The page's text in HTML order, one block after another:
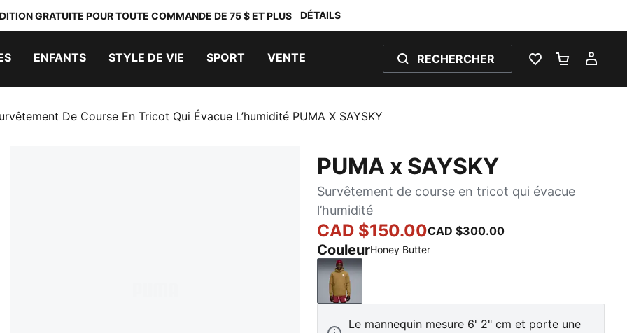
GRATUITE POUR TOUTE COMMANDE DE 75 $ ET PLUS DÉTAILS
ENFANTS STYLE DE VIE SPORT VENTE RECHERCHER
LISTE DEPANIER 0
De Course En Tricot Qui Évacue L’humidité PUMA X SAYSKY
PUMA x SAYSKY
Survêtement de course en tricot qui évacue
l’humidité
CAD $150.00CAD $300.00
CouleurHoney Butter
Honey Butter
Le mannequin mesure 6' 2" cm et porte une